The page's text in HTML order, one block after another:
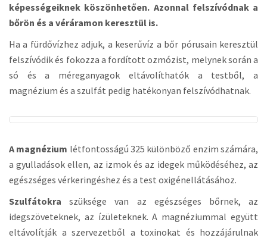
képességeiknek köszönhetően. Azonnal felszívódnak a
bőrön és a véráramon keresztül is.
Ha a fürdővízhez adjuk, a keserűvíz a bőr pórusain keresztül
felszívódik és fokozza a fordított ozmózist, melynek során a
só és a méreganyagok eltávolíthatók a testből, a
magnézium és a szulfát pedig hatékonyan felszívódhatnak.
A magnézium létfontosságú 325 különböző enzim számára,
a gyulladások ellen, az izmok és az idegek működéséhez, az
egészséges vérkeringéshez és a test oxigénellátásához.
Szulfátokra szüksége van az egészséges bőrnek, az
idegszöveteknek, az ízületeknek. A magnéziummal együtt
eltávolítják a szervezetből a toxinokat és hozzájárulnak